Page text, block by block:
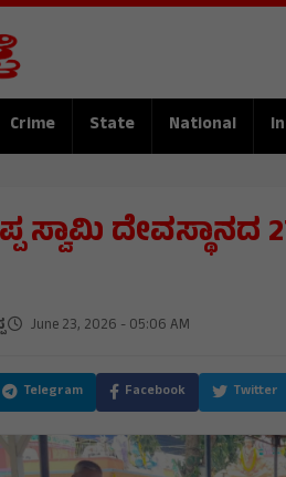
Crime State National
ಸ್ವಾಮಿ
June 23, 2026 - 05:06 AM
Telegram Facebook Twitter